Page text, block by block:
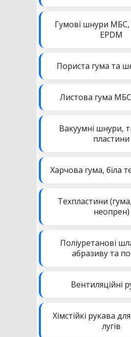
Гумові шнури
EPDM
Пориста гума та
Листова гума
Вакуумні шнури,
пластини
Харчова гума, біла
Техпластини
неопрен)
Поліуретанові
абразиву та
Вентиляційні
Хімстійкі рукава
лугів